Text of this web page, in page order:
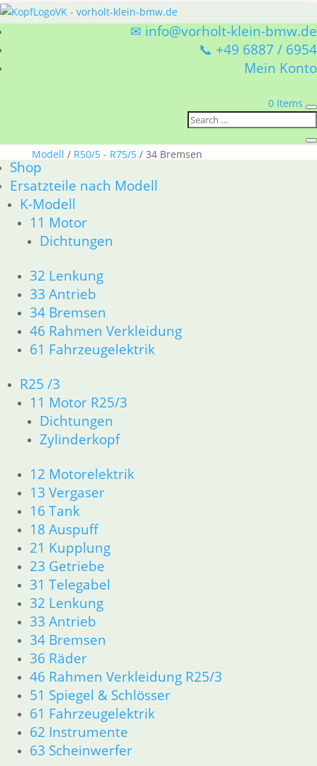
✉ info@vorholt-klein-bmw.de
📞 +49 6887 / 6954
Mein Konto
0 Items
Shop
Ersatzteile nach Modell
K-Modell
11 Motor
Dichtungen
32 Lenkung
33 Antrieb
34 Bremsen
46 Rahmen Verkleidung
61 Fahrzeugelektrik
R25 /3
11 Motor R25/3
Dichtungen
Zylinderkopf
12 Motorelektrik
13 Vergaser
16 Tank
18 Auspuff
21 Kupplung
23 Getriebe
31 Telegabel
32 Lenkung
33 Antrieb
34 Bremsen
36 Räder
46 Rahmen Verkleidung R25/3
51 Spiegel & Schlösser
61 Fahrzeugelektrik
62 Instrumente
63 Scheinwerfer
Modell / R50/5 - R75/5/ 34 Bremsen
34 Bremsen
BMW R50/5 - R75/5 34 Bremsen
Alle 10 Ergebnisse werden angezeigt
Feder
Bremsbacken
hinten
8,95€
Artikelnummer:
inkl. MwSt.
zzgl.
Versandkosten
In den
Warenkorb
Bremlichtschalter
61,50
1351662
Scheibe
am
Bremsschlüssel
1,95
Artikelnummer:
3060107
Artikelnummer:
1353684
inkl. MwSt.
zzgl.
Versandkosten